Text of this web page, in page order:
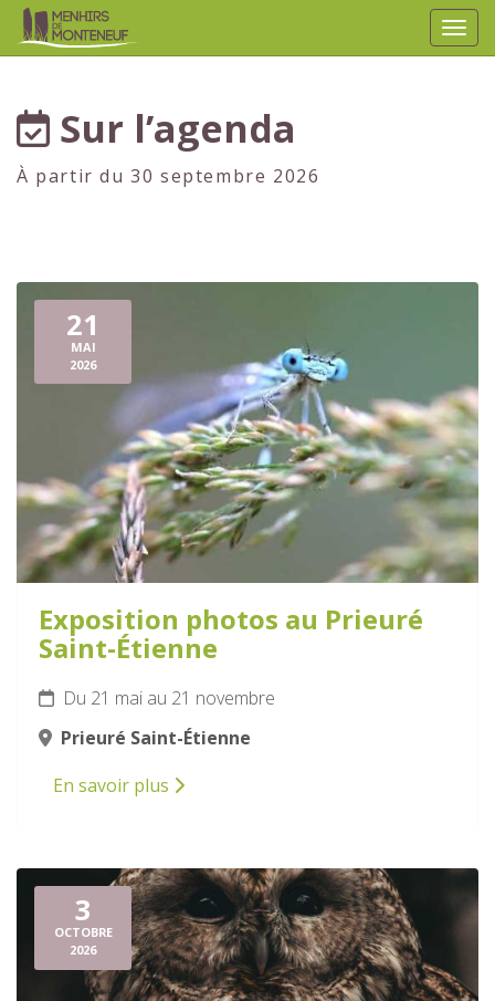
Sur l’agenda
À partir du 30 septembre 2026
21
MAI
2026
Exposition photos au Prieuré
Saint-Étienne
Du 21 mai au 21 novembre
Prieuré Saint-Étienne
En savoir plus
3
OCTOBRE
2026